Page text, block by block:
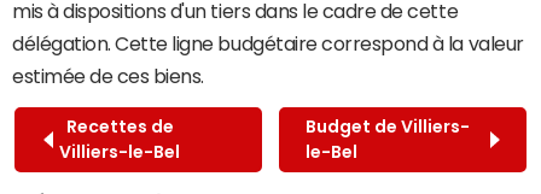
mis à dispositions d'un tiers dans le cadre de cette
délégation. Cette ligne budgétaire correspond à la valeur
estimée de ces biens.
Recettes de
Villiers-le-Bel
Budget de Villiers-
le-Bel